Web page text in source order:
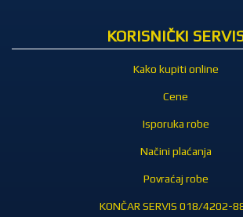
KORISNIČKI
Kako kupiti online
Cene
Isporuka robe
Načini plaćanja
Povraćaj robe
KONČAR SERVIS 018/4202-